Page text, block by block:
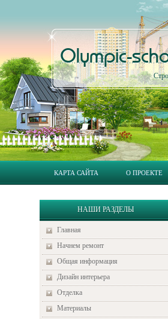
Olympic-
КАРТА САЙТА О ПРОЕКТЕ
НАШИ РАЗДЕЛЫ
Главная
Начнем ремонт
Общая информация
Дизайн интерьера
Отделка
Материалы